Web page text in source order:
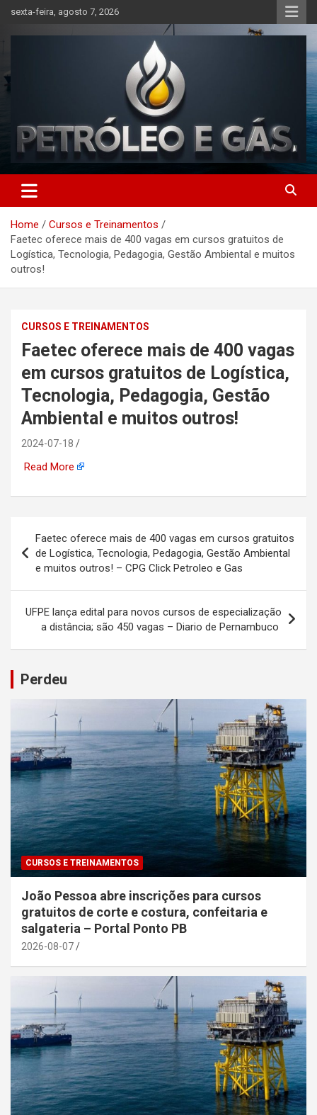
content
sexta-feira, agosto 7, 2026
Petróleo e Gás | Últimas
notícias relacionadas a
petróleo, gás, vagas de
emprego, energia, setor
offshore, economia,
automotiva, mineração,
indústria naval, etc
Home
Cursos e Treinamentos
Faetec oferece mais de 400 vagas em cursos gratuitos de
Logística, Tecnologia, Pedagogia, Gestão Ambiental e muitos
outros!
CURSOS E TREINAMENTOS
Faetec oferece mais de 400 vagas
em cursos gratuitos de Logística,
Tecnologia, Pedagogia, Gestão
Ambiental e muitos outros!
2024-07-18
Read More
de
Post
Faetec oferece mais de 400 vagas em cursos gratuitos
de Logística, Tecnologia, Pedagogia, Gestão Ambiental
e muitos outros! – CPG Click Petroleo e Gas
UFPE lança edital para novos cursos de especialização
a distância; são 450 vagas – Diario de Pernambuco
Perdeu
CURSOS E TREINAMENTOS
João Pessoa abre inscrições para cursos
gratuitos de corte e costura, confeitaria e
salgateria – Portal Ponto PB
2026-08-07